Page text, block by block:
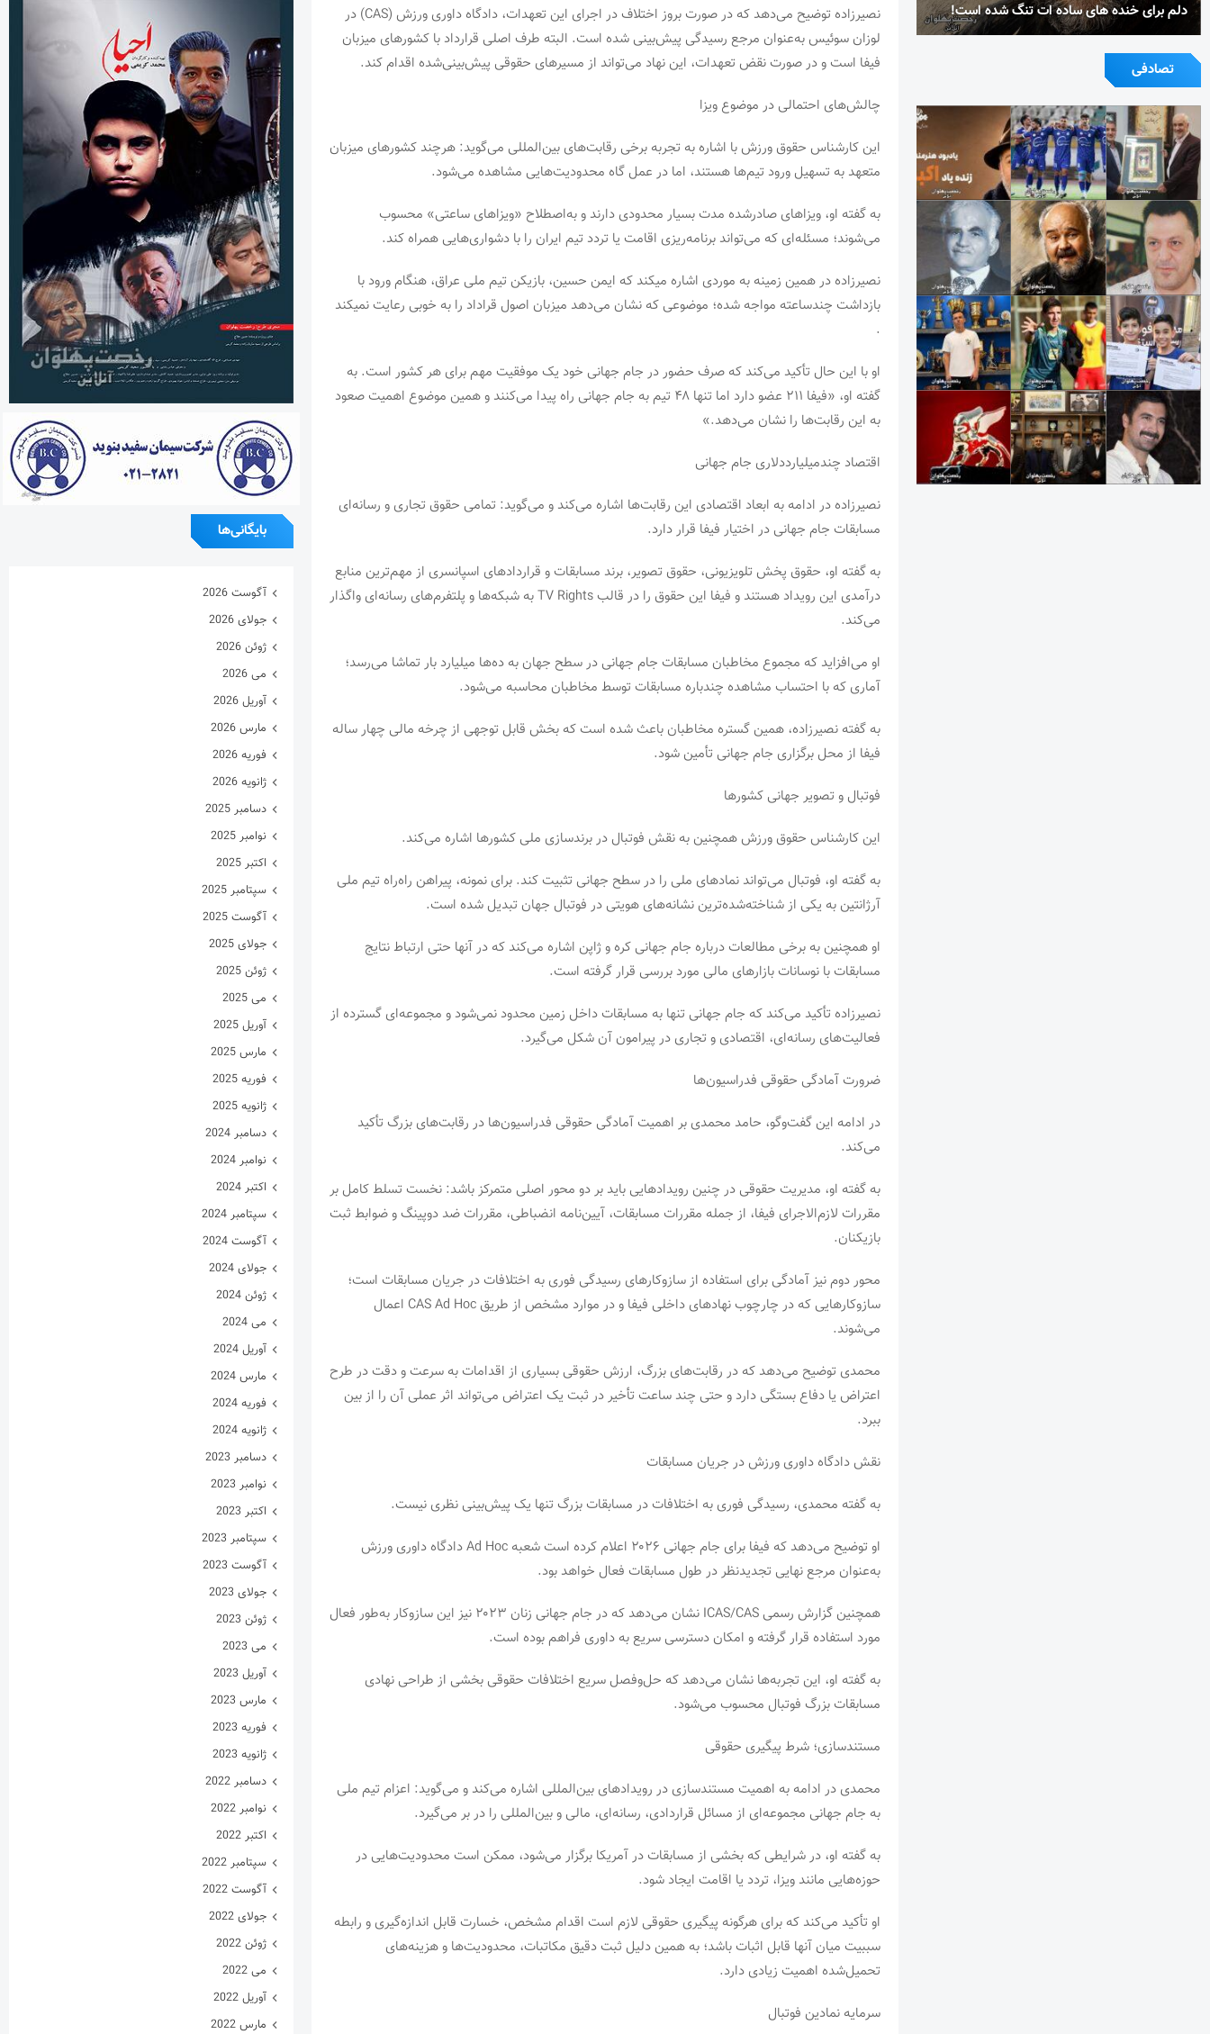
دلم برای خنده های ساده ات تنگ شده است!
تصادفی
نصیرزاده توضیح می‌دهد که در صورت بروز اختلاف در اجرای این تعهدات، دادگاه داوری ورزش (CAS) در
لوزان سوئیس به‌عنوان مرجع رسیدگی پیش‌بینی شده است. البته طرف اصلی قرارداد با کشورهای میزبان
فیفا است و در صورت نقض تعهدات، این نهاد می‌تواند از مسیرهای حقوقی پیش‌بینی‌شده اقدام کند.
چالش‌های احتمالی در موضوع ویزا
این کارشناس حقوق ورزش با اشاره به تجربه برخی رقابت‌های بین‌المللی می‌گوید: هرچند کشورهای میزبان
متعهد به تسهیل ورود تیم‌ها هستند، اما در عمل گاه محدودیت‌هایی مشاهده می‌شود.
به گفته او، ویزاهای صادرشده مدت بسیار محدودی دارند و به‌اصطلاح «ویزاهای ساعتی» محسوب
می‌شوند؛ مسئله‌ای که می‌تواند برنامه‌ریزی اقامت یا تردد تیم‌ ایران را با دشواری‌هایی همراه کند.
نصیرزاده در همین زمینه به موردی اشاره میکند که ایمن حسین، بازیکن تیم ملی عراق، هنگام ورود با
بازداشت چندساعته مواجه شده؛ موضوعی که نشان می‌دهد میزبان اصول قراداد را به خوبی رعایت نمیکند
.
او با این حال تأکید می‌کند که صرف حضور در جام جهانی خود یک موفقیت مهم برای هر کشور است. به
گفته او، «فیفا ۲۱۱ عضو دارد اما تنها ۴۸ تیم به جام جهانی راه پیدا می‌کنند و همین موضوع اهمیت صعود
به این رقابت‌ها را نشان می‌دهد.»
اقتصاد چندمیلیارددلاری جام جهانی
نصیرزاده در ادامه به ابعاد اقتصادی این رقابت‌ها اشاره می‌کند و می‌گوید: تمامی حقوق تجاری و رسانه‌ای
مسابقات جام جهانی در اختیار فیفا قرار دارد.
به گفته او، حقوق پخش تلویزیونی، حقوق تصویر، برند مسابقات و قراردادهای اسپانسری از مهم‌ترین منابع
درآمدی این رویداد هستند و فیفا این حقوق را در قالب TV Rights به شبکه‌ها و پلتفرم‌های رسانه‌ای واگذار
می‌کند.
او می‌افزاید که مجموع مخاطبان مسابقات جام جهانی در سطح جهان به ده‌ها میلیارد بار تماشا می‌رسد؛
آماری که با احتساب مشاهده چندباره مسابقات توسط مخاطبان محاسبه می‌شود.
به گفته نصیرزاده، همین گستره مخاطبان باعث شده است که بخش قابل توجهی از چرخه مالی چهار ساله
فیفا از محل برگزاری جام جهانی تأمین شود.
فوتبال و تصویر جهانی کشورها
این کارشناس حقوق ورزش همچنین به نقش فوتبال در برندسازی ملی کشورها اشاره می‌کند.
به گفته او، فوتبال می‌تواند نمادهای ملی را در سطح جهانی تثبیت کند. برای نمونه، پیراهن راه‌راه تیم ملی
آرژانتین به یکی از شناخته‌شده‌ترین نشانه‌های هویتی در فوتبال جهان تبدیل شده است.
او همچنین به برخی مطالعات درباره جام جهانی کره و ژاپن اشاره می‌کند که در آنها حتی ارتباط نتایج
مسابقات با نوسانات بازارهای مالی مورد بررسی قرار گرفته است.
نصیرزاده تأکید می‌کند که جام جهانی تنها به مسابقات داخل زمین محدود نمی‌شود و مجموعه‌ای گسترده از
فعالیت‌های رسانه‌ای، اقتصادی و تجاری در پیرامون آن شکل می‌گیرد.
ضرورت آمادگی حقوقی فدراسیون‌ها
در ادامه این گفت‌وگو، حامد محمدی بر اهمیت آمادگی حقوقی فدراسیون‌ها در رقابت‌های بزرگ تأکید
می‌کند.
به گفته او، مدیریت حقوقی در چنین رویدادهایی باید بر دو محور اصلی متمرکز باشد: نخست تسلط کامل بر
مقررات لازم‌الاجرای فیفا، از جمله مقررات مسابقات، آیین‌نامه انضباطی، مقررات ضد دوپینگ و ضوابط ثبت
بازیکنان.
محور دوم نیز آمادگی برای استفاده از سازوکارهای رسیدگی فوری به اختلافات در جریان مسابقات است؛
سازوکارهایی که در چارچوب نهادهای داخلی فیفا و در موارد مشخص از طریق CAS Ad Hoc اعمال
می‌شوند.
محمدی توضیح می‌دهد که در رقابت‌های بزرگ، ارزش حقوقی بسیاری از اقدامات به سرعت و دقت در طرح
اعتراض یا دفاع بستگی دارد و حتی چند ساعت تأخیر در ثبت یک اعتراض می‌تواند اثر عملی آن را از بین
ببرد.
نقش دادگاه داوری ورزش در جریان مسابقات
به گفته محمدی، رسیدگی فوری به اختلافات در مسابقات بزرگ تنها یک پیش‌بینی نظری نیست.
او توضیح می‌دهد که فیفا برای جام جهانی ۲۰۲۶ اعلام کرده است شعبه Ad Hoc دادگاه داوری ورزش
به‌عنوان مرجع نهایی تجدیدنظر در طول مسابقات فعال خواهد بود.
همچنین گزارش رسمی ICAS/CAS نشان می‌دهد که در جام جهانی زنان ۲۰۲۳ نیز این سازوکار به‌طور فعال
مورد استفاده قرار گرفته و امکان دسترسی سریع به داوری فراهم بوده است.
به گفته او، این تجربه‌ها نشان می‌دهد که حل‌وفصل سریع اختلافات حقوقی بخشی از طراحی نهادی
مسابقات بزرگ فوتبال محسوب می‌شود.
مستندسازی؛ شرط پیگیری حقوقی
محمدی در ادامه به اهمیت مستندسازی در رویدادهای بین‌المللی اشاره می‌کند و می‌گوید: اعزام تیم ملی
به جام جهانی مجموعه‌ای از مسائل قراردادی، رسانه‌ای، مالی و بین‌المللی را در بر می‌گیرد.
به گفته او، در شرایطی که بخشی از مسابقات در آمریکا برگزار می‌شود، ممکن است محدودیت‌هایی در
حوزه‌هایی مانند ویزا، تردد یا اقامت ایجاد شود.
او تأکید می‌کند که برای هرگونه پیگیری حقوقی لازم است اقدام مشخص، خسارت قابل اندازه‌گیری و رابطه
سببیت میان آنها قابل اثبات باشد؛ به همین دلیل ثبت دقیق مکاتبات، محدودیت‌ها و هزینه‌های
تحمیل‌شده اهمیت زیادی دارد.
سرمایه نمادین فوتبال
بایگانی‌ها
آگوست 2026
جولای 2026
ژوئن 2026
می 2026
آوریل 2026
مارس 2026
فوریه 2026
ژانویه 2026
دسامبر 2025
نوامبر 2025
اکتبر 2025
سپتامبر 2025
آگوست 2025
جولای 2025
ژوئن 2025
می 2025
آوریل 2025
مارس 2025
فوریه 2025
ژانویه 2025
دسامبر 2024
نوامبر 2024
اکتبر 2024
سپتامبر 2024
آگوست 2024
جولای 2024
ژوئن 2024
می 2024
آوریل 2024
مارس 2024
فوریه 2024
ژانویه 2024
دسامبر 2023
نوامبر 2023
اکتبر 2023
سپتامبر 2023
آگوست 2023
جولای 2023
ژوئن 2023
می 2023
آوریل 2023
مارس 2023
فوریه 2023
ژانویه 2023
دسامبر 2022
نوامبر 2022
اکتبر 2022
سپتامبر 2022
آگوست 2022
جولای 2022
ژوئن 2022
می 2022
آوریل 2022
مارس 2022